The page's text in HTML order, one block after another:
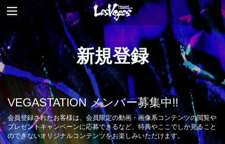
新規登録
VEGASTATION メンバー募集中!!
会員登録されたお客様は、会員限定の動画・画像系コンテンツの閲覧や
プレゼントキャンペーンに応募できるなど、特典やここでしか見ること
のできないオリジナルコンテンツをお楽しみいただけます。